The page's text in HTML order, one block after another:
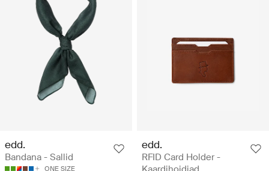
edd.
Bandana - Sallid
ONE SIZE
edd.
RFID Card Holder -